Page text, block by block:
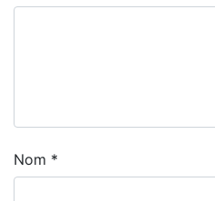
Nom *